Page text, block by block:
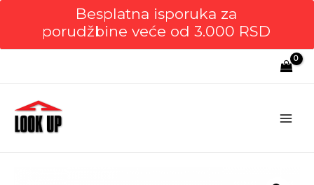
Besplatna isporuka za
porudžbine veće od 3.000 RSD